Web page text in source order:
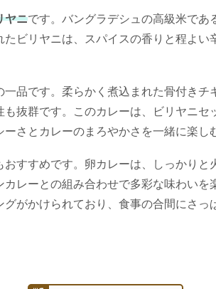
ヤニです。バングラデシュの高級米であ
ビリヤニは、スパイスの香りと程よい
一品です。柔らかく煮込まれた骨付き
抜群です。このカレーは、ビリヤニセ
さとカレーのまろやかさを一緒に楽し
おすすめです。卵カレーは、しっかり
レーとの組み合わせで多彩な味わい
がかけられており、食事の合間にさっ